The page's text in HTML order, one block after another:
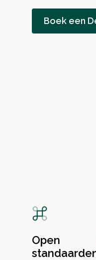
Boek een
Open